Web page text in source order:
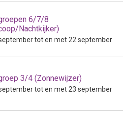
6/7/8
Nachtkijker)
tot en met 22 september
3/4 (Zonnewijzer)
tot en met 23 september